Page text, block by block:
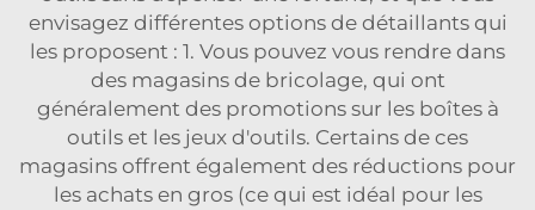
envisagez différentes options de détaillants qui
les proposent : 1. Vous pouvez vous rendre dans
des magasins de bricolage, qui ont
généralement des promotions sur les boîtes à
outils et les jeux d'outils. Certains de ces
magasins offrent également des réductions pour
les achats en gros (ce qui est idéal pour les